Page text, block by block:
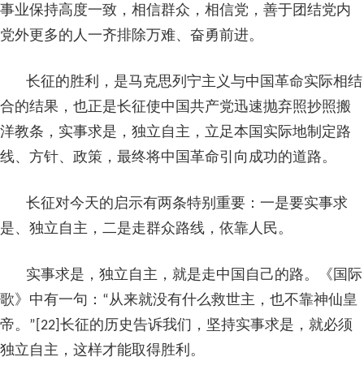
事业保持高度一致，相信群众，相信党，善于团结党内
党外更多的人一齐排除万难、奋勇前进。
长征的胜利，是马克思列宁主义与中国革命实际相结
合的结果，也正是长征使中国共产党迅速抛弃照抄照搬
洋教条，实事求是，独立自主，立足本国实际地制定路
线、方针、政策，最终将中国革命引向成功的道路。
长征对今天的启示有两条特别重要：一是要实事求
是、独立自主，二是走群众路线，依靠人民。
实事求是，独立自主，就是走中国自己的路。《国际
歌》中有一句：“从来就没有什么救世主，也不靠神仙皇
帝。”[22]长征的历史告诉我们，坚持实事求是，就必须
独立自主，这样才能取得胜利。